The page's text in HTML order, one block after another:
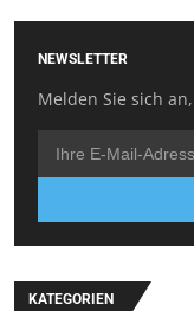
NEWSLETTER
Melden Sie sich
KATEGORIEN